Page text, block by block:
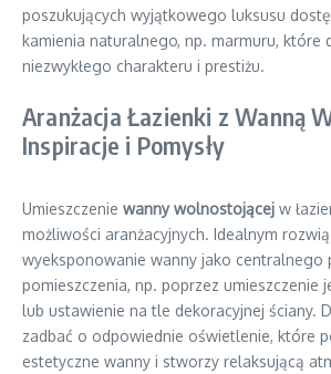
poszukujących wyjątkowego luksusu
kamienia naturalnego, np. marmuru, które
niezwykłego charakteru i prestiżu.
Aranżacja Łazienki z Wanną
Inspiracje i Pomysły
Umieszczenie wanny wolnostojącej w
możliwości aranżacyjnych. Idealnym
wyeksponowanie wanny jako centralnego
pomieszczenia, np. poprzez umieszczenie
lub ustawienie na tle dekoracyjnej ściany.
zadbać o odpowiednie oświetlenie, które
estetyczne wanny i stworzy relaksującą